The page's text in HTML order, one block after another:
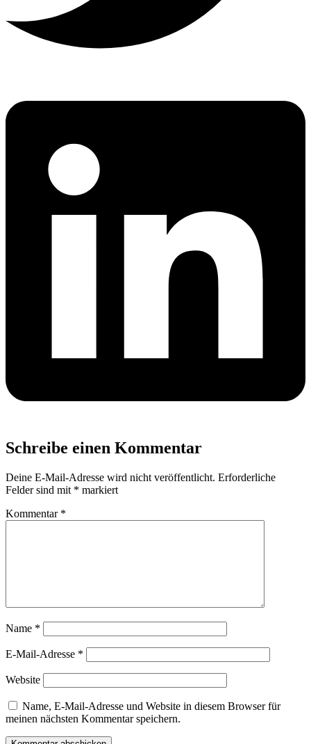
Schreibe einen Kommentar
Deine E-Mail-Adresse wird nicht veröffentlicht. Erforderliche
Felder sind mit * markiert
Kommentar *
Name *
E-Mail-Adresse *
Website
Name, E-Mail-Adresse und Website in diesem Browser für
meinen nächsten Kommentar speichern.